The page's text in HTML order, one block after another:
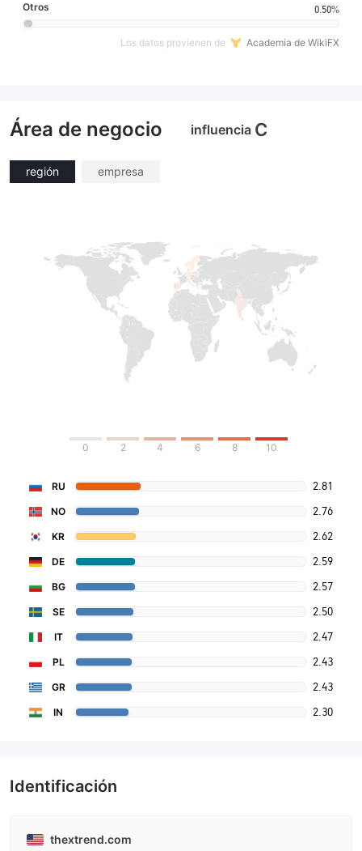
Otros 0.50%
Los datos provienen de Academia de WikiFX
Área de negocio influencia C
región empresa
0 2 4 6 8 10
RU 2.81
NO 2.76
KR 2.62
DE 2.59
BG 2.57
SE 2.50
IT 2.47
PL 2.43
GR 2.43
IN 2.30
Identificación
thextrend.com